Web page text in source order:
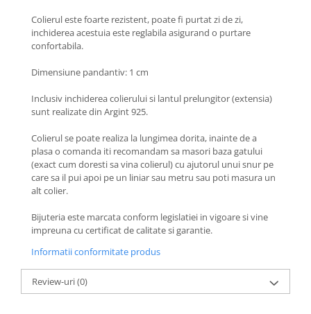
Coliere cu Molecule
Coliere Diverse
Brățări din Aur cu șnur reglabil
Brățări din Argint cu șnur reglabil
BRĂȚĂRI CU PIETRE SEMIPREȚIOASE
Brățări din Aur cu pietre
semiprețioase
Brățări din Argint cu pietre
Brățări elastice cu pietre
semiprețioase
BRĂȚĂRI DE PICIOR
Brățări de picior din Aur
Brățări de picior din Argint
Colierul este foarte rezistent, poate fi purtat zi de zi,
inchiderea acestuia este reglabila asigurand o purtare
confortabila.
Dimensiune pandantiv: 1 cm
Inclusiv inchiderea colierului si lantul prelungitor (extensia)
sunt realizate din Argint 925.
Colierul se poate realiza la lungimea dorita, inainte de a
plasa o comanda iti recomandam sa masori baza gatului
(exact cum doresti sa vina colierul) cu ajutorul unui snur pe
care sa il pui apoi pe un liniar sau metru sau poti masura un
alt colier.
Bijuteria este marcata conform legislatiei in vigoare si vine
impreuna cu certificat de calitate si garantie.
Informatii conformitate produs
Review-uri(0)